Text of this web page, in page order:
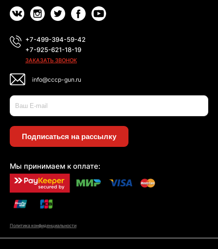
+7-499-394-59-42
+7-925-621-18-19
ЗАКАЗАТЬ ЗВОНОК
info@cccp-gun.ru
Подписаться на рассылку
Мы принимаем к оплате:
Политика конфиденциальности